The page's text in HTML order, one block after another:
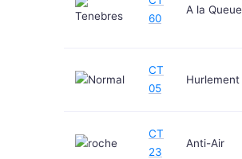
60
A la Queue
CT
05
Hurlement
CT
23
Anti-Air